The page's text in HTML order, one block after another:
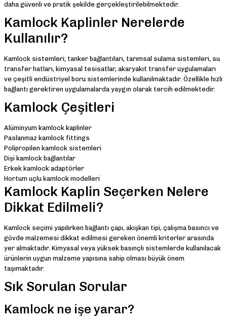
daha güvenli ve pratik şekilde gerçekleştirilebilmektedir.
Kamlock Kaplinler Nerelerde
Kullanılır?
Kamlock sistemleri; tanker bağlantıları, tarımsal sulama sistemleri, su
transfer hatları, kimyasal tesisatlar, akaryakıt transfer uygulamaları
ve çeşitli endüstriyel boru sistemlerinde kullanılmaktadır. Özellikle hızlı
bağlantı gerektiren uygulamalarda yaygın olarak tercih edilmektedir.
Kamlock Çeşitleri
Alüminyum kamlock kaplinler
Paslanmaz kamlock fittings
Polipropilen kamlock sistemleri
Dişi kamlock bağlantılar
Erkek kamlock adaptörler
Hortum uçlu kamlock modelleri
Kamlock Kaplin Seçerken Nelere
Dikkat Edilmeli?
Kamlock seçimi yapılırken bağlantı çapı, akışkan tipi, çalışma basıncı ve
gövde malzemesi dikkat edilmesi gereken önemli kriterler arasında
yer almaktadır. Kimyasal veya yüksek basınçlı sistemlerde kullanılacak
ürünlerin uygun malzeme yapısına sahip olması büyük önem
taşımaktadır.
Sık Sorulan Sorular
Kamlock ne işe yarar?